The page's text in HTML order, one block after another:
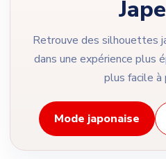
Retrouve des silhouettes
dans une expérience plus
plus facile à
Mode japonaise